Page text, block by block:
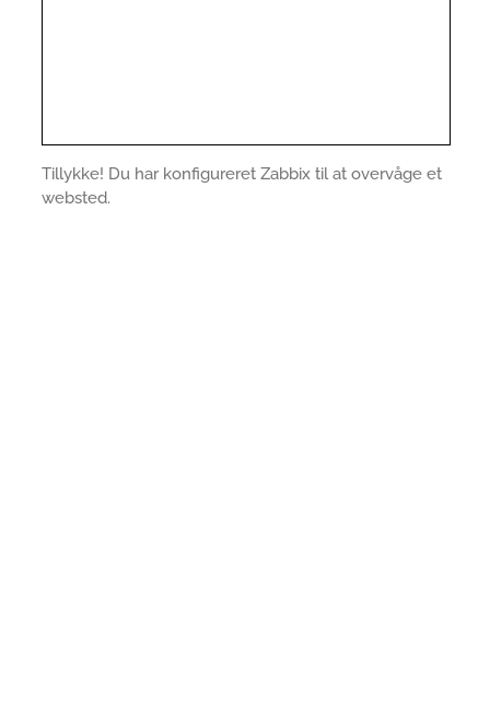
Tillykke! Du har konfigureret Zabbix til at overvåge et
websted.